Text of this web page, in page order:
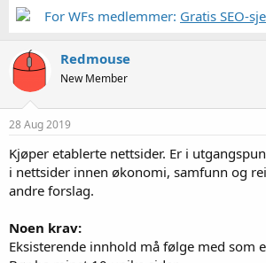
a
r
e
r
t
r
d
For WFs medlemmer: Gratis SEO-
Redmouse
New Member
28 Aug 2019
Kjøper etablerte nettsider. Er i
i nettsider innen økonomi, samfunn og
andre forslag.
Noen krav:
Eksisterende innhold må følge med som